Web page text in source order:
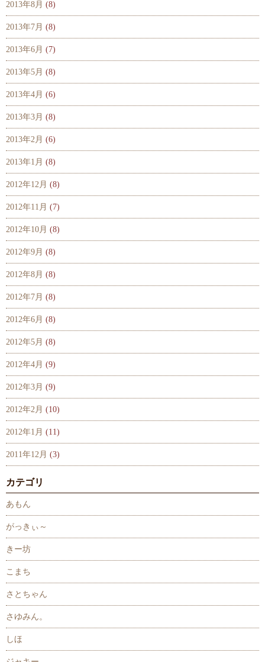
2013年8月 (8)
2013年7月 (8)
2013年6月 (7)
2013年5月 (8)
2013年4月 (6)
2013年3月 (8)
2013年2月 (6)
2013年1月 (8)
2012年12月 (8)
2012年11月 (7)
2012年10月 (8)
2012年9月 (8)
2012年8月 (8)
2012年7月 (8)
2012年6月 (8)
2012年5月 (8)
2012年4月 (9)
2012年3月 (9)
2012年2月 (10)
2012年1月 (11)
2011年12月 (3)
カテゴリ
あもん
がっきぃ～
きー坊
こまち
さとちゃん
さゆみん。
しほ